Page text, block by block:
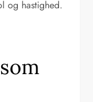
og hastighed.